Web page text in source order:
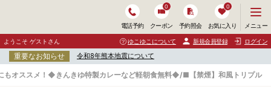
電話予約 クーポン
0
予約照会 お気に入り
0
ニ
ュ
ー
開
く
メニュー
ようこそ ゲストさん ゆこゆこについて 新規会員登録 ログイン
重要なお知らせ 令和8年熊本地震について
もオススメ！◆きんきゆ特製カレーなど軽朝食無料◆/■【禁煙】和風トリプル